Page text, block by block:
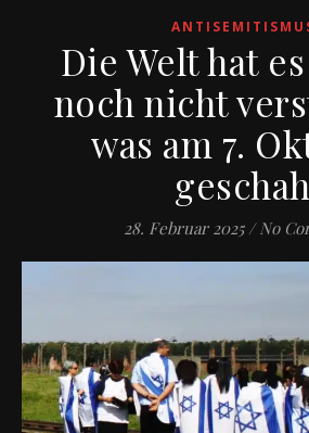
Die Welt hat
noch nicht
was am 7.
geschah
28. Februar 2025 / No